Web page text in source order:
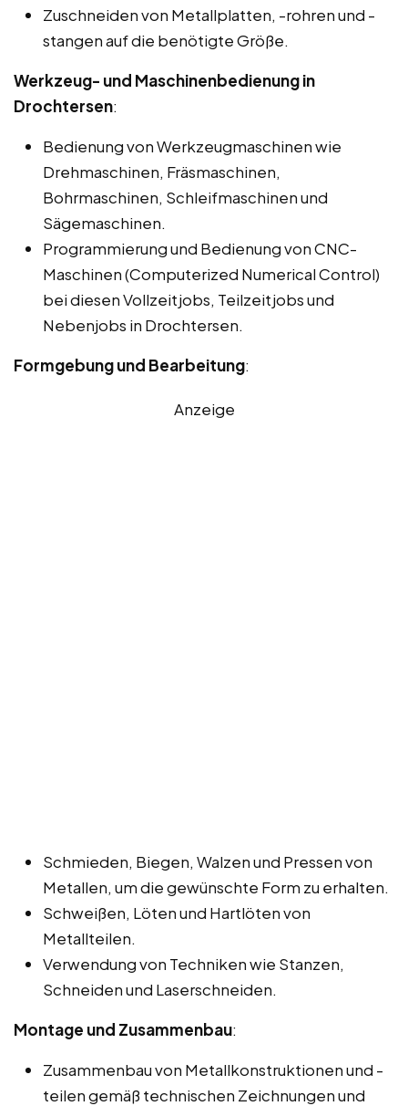
Zuschneiden von Metallplatten, -rohren und -
stangen auf die benötigte Größe.
Werkzeug- und Maschinenbedienung in
Drochtersen:
Bedienung von Werkzeugmaschinen wie
Drehmaschinen, Fräsmaschinen,
Bohrmaschinen, Schleifmaschinen und
Sägemaschinen.
Programmierung und Bedienung von CNC-
Maschinen (Computerized Numerical Control)
bei diesen Vollzeitjobs, Teilzeitjobs und
Nebenjobs in Drochtersen.
Formgebung und Bearbeitung:
Anzeige
Schmieden, Biegen, Walzen und Pressen von
Metallen, um die gewünschte Form zu erhalten.
Schweißen, Löten und Hartlöten von
Metallteilen.
Verwendung von Techniken wie Stanzen,
Schneiden und Laserschneiden.
Montage und Zusammenbau:
Zusammenbau von Metallkonstruktionen und -
teilen gemäß technischen Zeichnungen und